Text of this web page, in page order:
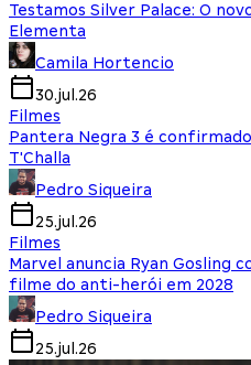
Testamos Silver Palace: O
Elementa
Camila Hortencio
30.jul.26
Filmes
Pantera Negra 3 é
T'Challa
Pedro Siqueira
25.jul.26
Filmes
Marvel anuncia Ryan Gosling
filme do anti-herói em 2028
Pedro Siqueira
25.jul.26